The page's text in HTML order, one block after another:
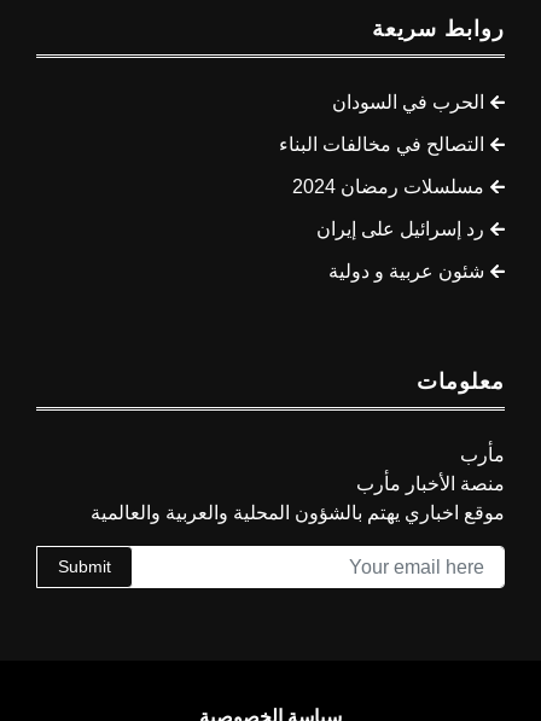
روابط سريعة
الحرب في السودان
التصالح في مخالفات البناء
مسلسلات رمضان 2024
رد إسرائيل على إيران
شئون عربية و دولية
معلومات
مأرب
منصة الأخبار مأرب
موقع اخباري يهتم بالشؤون المحلية والعربية والعالمية
Submit